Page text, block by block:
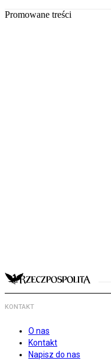
Promowane treści
KONTAKT
O nas
Kontakt
Napisz do nas